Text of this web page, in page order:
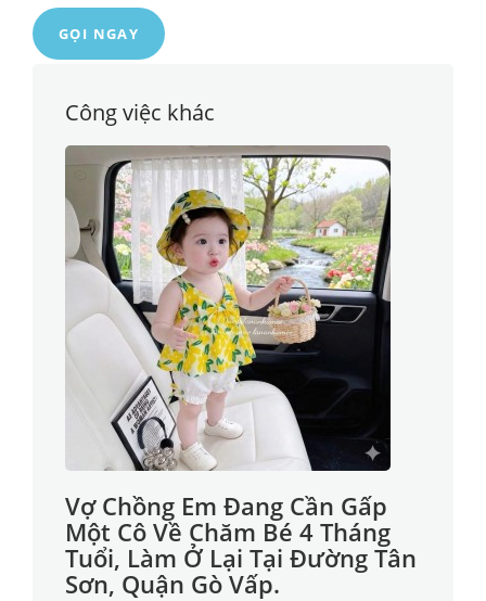
GỌI NGAY
Công việc khác
Vợ Chồng Em Đang Cần Gấp
Một Cô Về Chăm Bé 4 Tháng
Tuổi, Làm Ở Lại Tại Đường Tân
Sơn, Quận Gò Vấp.